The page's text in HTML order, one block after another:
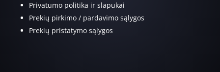
Privatumo politika ir slapukai
Prekių pirkimo / pardavimo sąlygos
Prekių pristatymo sąlygos